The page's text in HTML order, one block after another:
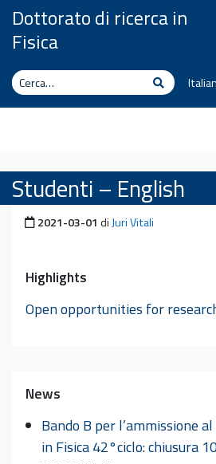
Vai al contenuto
Dottorato di ricerca in
Fisica
Cerca Cerca
Studenti – English
Pubblicato il
2021-03-01 diJuri Vitali
Highlights
Open opportunities for
News
Bando B per l’ammissione
in Fisica 42°ciclo: chiusura